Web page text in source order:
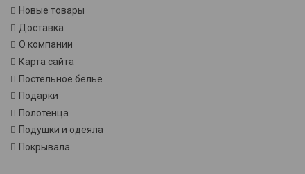
Новые товары
Доставка
О компании
Карта сайта
Постельное белье
Подарки
Полотенца
Подушки и одеяла
Покрывала